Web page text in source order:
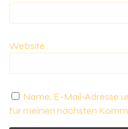
Website
Name, E-Mail-Adresse
für meinen nächsten